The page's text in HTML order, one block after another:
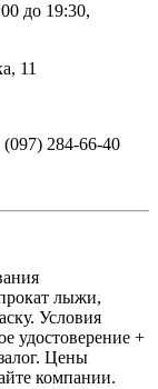
до 19:30,
11
284-66-40
лыжи,
Условия
удостоверение +
Цены
компании.